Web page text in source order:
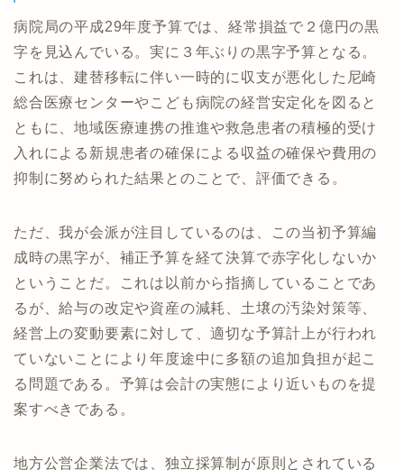
病院局の平成29年度予算では、経常損益で２億円の黒
字を見込んでいる。実に３年ぶりの黒字予算となる。
これは、建替移転に伴い一時的に収支が悪化した尼崎
総合医療センターやこども病院の経営安定化を図ると
ともに、地域医療連携の推進や救急患者の積極的受け
入れによる新規患者の確保による収益の確保や費用の
抑制に努められた結果とのことで、評価できる。
ただ、我が会派が注目しているのは、この当初予算編
成時の黒字が、補正予算を経て決算で赤字化しないか
ということだ。これは以前から指摘していることであ
るが、給与の改定や資産の減耗、土壌の汚染対策等、
経営上の変動要素に対して、適切な予算計上が行われ
ていないことにより年度途中に多額の追加負担が起こ
る問題である。予算は会計の実態により近いものを提
案すべきである。
地方公営企業法では、独立採算制が原則とされている